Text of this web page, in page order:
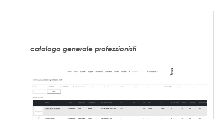
catalogo generale professionisti